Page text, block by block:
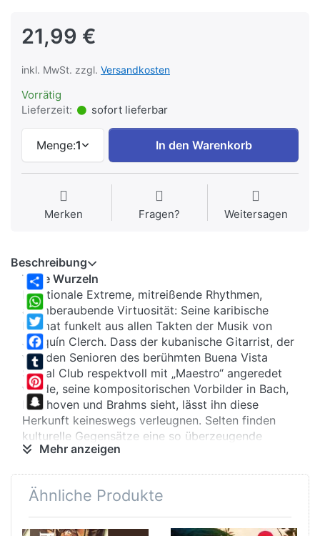
21,99 €
inkl. MwSt. zzgl. Versandkosten
Vorrätig
Lieferzeit:
sofort lieferbar
Menge:1 In den Warenkorb
Merken Fragen? Weitersagen
Share
WhatsApp
Twitter
Facebook
Tumblr
Pinterest
Snapchat
Beschreibung
Tiefe Wurzeln
Emotionale Extreme, mitreißende Rhythmen,
atemberaubende Virtuosität: Seine karibische
Heimat funkelt aus allen Takten der Musik von
Joaquín Clerch. Dass der kubanische Gitarrist, der
von den Senioren des berühmten Buena Vista
Social Club respektvoll mit „Maestro“ angeredet
wurde, seine kompositorischen Vorbilder in Bach,
Beethoven und Brahms sieht, lässt ihn diese
Herkunft keineswegs verleugnen. Selten finden
kulturelle Gegensätze eine so überzeugende
Symbiose wie im „Concierto de Cáceres“ und
das virtuose Repertoire für Flöte und Gitarre mit
Orchester aufs Klangschönste erweitern.
Mehr anzeigen
Ähnliche Produkte